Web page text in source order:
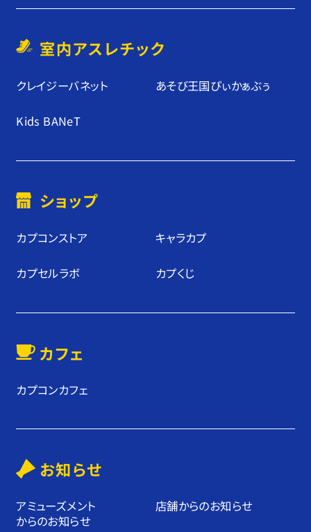
室内アスレチック
クレイジーバネット あそび王国ぴぃかぁぶぅ
Kids BANeT
ショップ
カプコンストア キャラカプ
カプセルラボ カプくじ
カフェ
カプコンカフェ
お知らせ
アミューズメント
からのお知らせ
店舗からのお知らせ